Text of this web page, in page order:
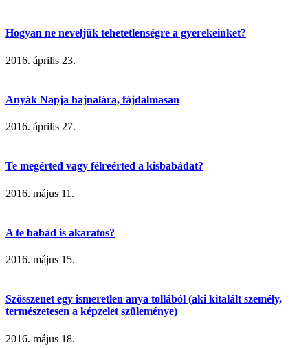
Hogyan ne neveljük tehetetlenségre a gyerekeinket?
2016. április 23.
Anyák Napja hajnalára, fájdalmasan
2016. április 27.
Te megérted vagy félreérted a kisbabádat?
2016. május 11.
A te babád is akaratos?
2016. május 15.
Szösszenet egy ismeretlen anya tollából (aki kitalált személy,
természetesen a képzelet szüleménye)
2016. május 18.